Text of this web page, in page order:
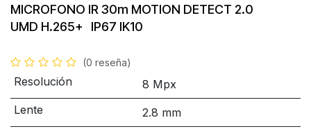
MICROFONO IR 30m MOTION DETECT 2.0
UMD H.265+ IP67 IK10
(0 reseña)
Resolución
8 Mpx
Lente
2.8 mm